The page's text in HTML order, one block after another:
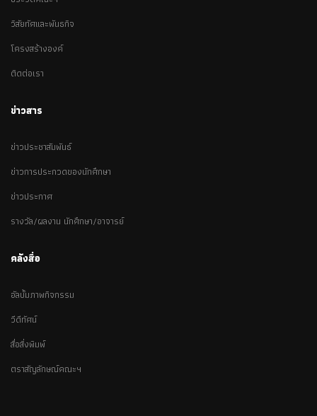
วิสัยทัศและพันธกิจ
โครงสร้างองค์
ติดต่อเรา
ข่าวสาร
ข่าวประชาสัมพันธ์
ข่าวการประกวดของนักศึกษา
ข่าวประกาศ
รางวัล/ผลงาน นักศึกษา/อาจารย์
คลังสื่อ
อัลบั้มภาพกิจกรรม
วีดีทัศน์
สื่อสิ่งพิมพ์
ตราสัญลักษณ์คณะฯ